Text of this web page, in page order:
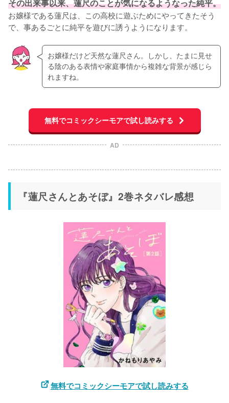
その出来事以来、蓮尺のことが気になるようなった純平。
お嬢様である蓮尺は、この高校に遊ぶためにやってきたそう
で、事あるごとに純平を遊びに誘うようになります。
お嬢様だけど天然な蓮尺さん。しかし、たまに見せ
る陰のある表情や家庭事情から複雑な背景が感じら
れますね。
無料でコミックシーモアで試し読みする
AD
『蓮尺さんとあそぼ』2巻ネタバレ感想
無料でコミックシーモアで試し読みする